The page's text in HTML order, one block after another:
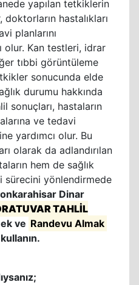
yapılan tetkiklerin
doktorların hastalıkları
planlarını
olur. Kan testleri, idrar
tıbbi görüntüleme
sonucunda elde
durumu hakkında
sonuçları, hastaların
ve tedavi
yardımcı olur. Bu
olarak da adlandırılan
hem de sağlık
sürecini yönlendirmede
Dinar
TAHLİL
ve Randevu Almak